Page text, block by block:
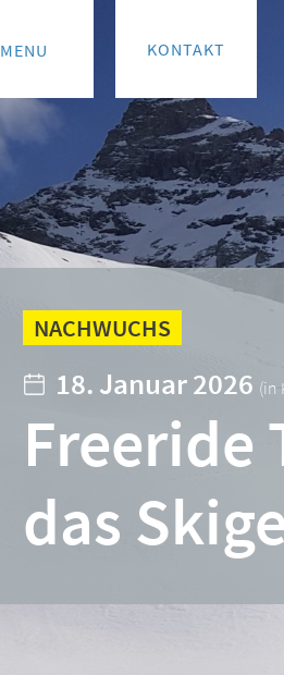
MENU KONTAKT
NACHWUCHS
18. Januar 2026 (in
Freeride
das